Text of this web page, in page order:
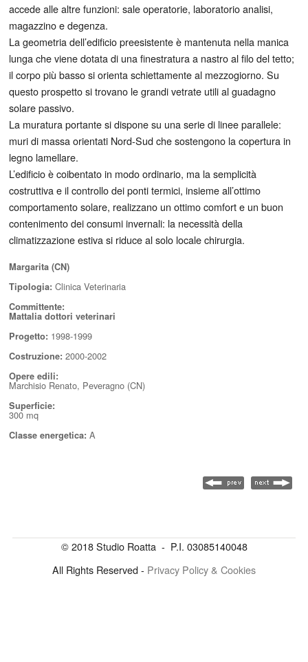
accede alle altre funzioni: sale operatorie, laboratorio analisi,
magazzino e degenza.
La geometria dell’edificio preesistente è mantenuta nella manica
lunga che viene dotata di una finestratura a nastro al filo del tetto;
il corpo più basso si orienta schiettamente al mezzogiorno. Su
questo prospetto si trovano le grandi vetrate utili al guadagno
solare passivo.
La muratura portante si dispone su una serie di linee parallele:
muri di massa orientati Nord-Sud che sostengono la copertura in
legno lamellare.
L’edificio è coibentato in modo ordinario, ma la semplicità
costruttiva e il controllo dei ponti termici, insieme all’ottimo
comportamento solare, realizzano un ottimo comfort e un buon
contenimento dei consumi invernali: la necessità della
climatizzazione estiva si riduce al solo locale chirurgia.
Margarita (CN)
Tipologia: Clinica Veterinaria
Committente:
Mattalia dottori veterinari
Progetto: 1998-1999
Costruzione:2000-2002
Opere edili:
Marchisio Renato, Peveragno (CN)
Superficie:
300 mq
Classe energetica:A
© 2018 Studio Roatta - P.I. 03085140048
All Rights Reserved - Privacy Policy & Cookies